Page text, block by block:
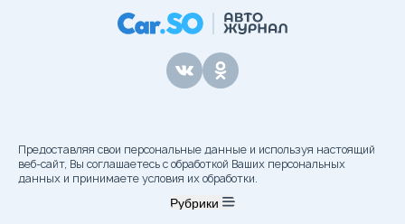
Рубрики
Предоставляя свои персональные данные и используя настоящий
веб-сайт, Вы соглашаетесь с обработкой Ваших персональных
данных и принимаете условия их обработки.